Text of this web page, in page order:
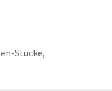
Stücke,